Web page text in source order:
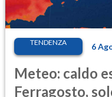
TENDENZA 6
Meteo: caldo
Ferragosto,